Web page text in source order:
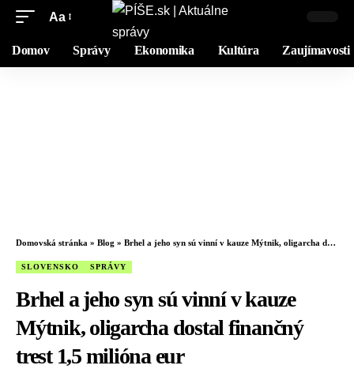
Aa
Domov Správy Ekonomika Kultúra Zaujímavosti
Domovská stránka » Blog » Brhel a jeho syn sú vinní v kauze Mýtnik, oligarcha dostal finančný trest 1,5 milióna eur
SLOVENSKO SPRÁVY
Brhel a jeho syn sú vinní v kauze
Mýtnik, oligarcha dostal finančný
trest 1,5 milióna eur